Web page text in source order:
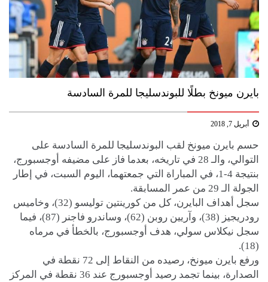
بايرن ميونخ بطلًا للبوندسليجا للمرة السادسة
أبريل 7, 2018
حسم بايرن ميونخ لقب البوندسليجا للمرة السادسة على
التوالي، والـ 28 في تاريخه، بعدما فاز على مضيفه أوجسبورج،
بنتيجة 4-1، في المباراة التي جمعتهما، اليوم السبت، في إطار
الجولة الـ 29 من عمر المسابقة.
سجل أهداف البايرن، كل من كورينتين توليسو (32)، وخاميس
رودريجيز (38)، وآريين روبن (62)، وساندرو فاجنر (87)، فيما
سجل نيكلاس سولي، هدف أوجسبورج، بالخطأ في مرماه
(18).
ورفع بايرن ميونخ، رصيده من النقاط إلى 72 نقطة في
الصدارة، بينما تجمد رصيد أوجسبورج عند 36 نقطة في المركز